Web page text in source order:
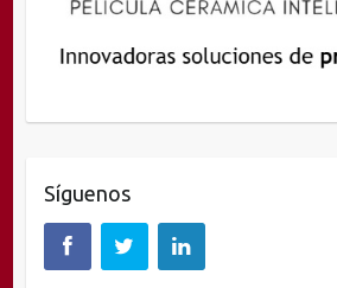
Síguenos